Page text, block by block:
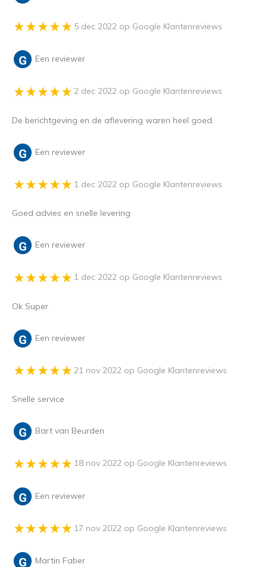
5 dec 2022 op Google Klantenreviews
Een reviewer
2 dec 2022 op Google Klantenreviews
De berichtgeving en de aflevering waren heel goed.
Een reviewer
1 dec 2022 op Google Klantenreviews
Goed advies en snelle levering
Een reviewer
1 dec 2022 op Google Klantenreviews
Ok Super
Een reviewer
21 nov 2022 op Google Klantenreviews
Snelle service
Bart van Beurden
18 nov 2022 op Google Klantenreviews
Een reviewer
17 nov 2022 op Google Klantenreviews
Martin Faber